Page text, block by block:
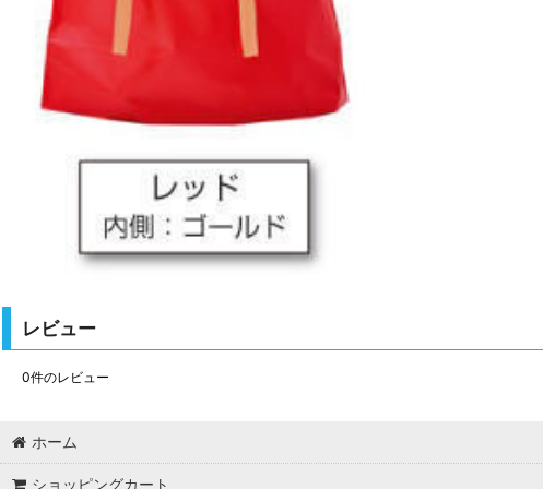
レビュー
0件のレビュー
ホーム
ショッピングカート